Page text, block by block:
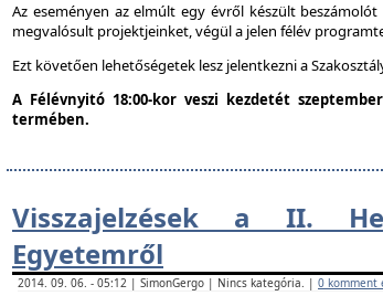
Az eseményen az elmúlt egy évről készült
megvalósult projektjeinket, végül a jelen félév
Ezt követően lehetőségetek lesz jelentkezni a
A Félévnyitó 18:00-kor veszi kezdetét
termében.
Visszajelzések a II.
Egyetemről
2014. 09. 06. - 05:12 | SimonGergo | Nincs kategória. | 0 komment